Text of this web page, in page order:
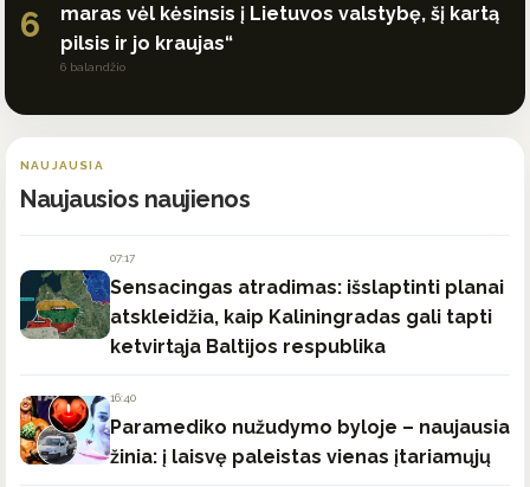
6
maras vėl kėsinsis į Lietuvos valstybę, šį kartą
pilsis ir jo kraujas“
6 balandžio
NAUJAUSIA
Naujausios naujienos
07:17
Sensacingas atradimas: išslaptinti planai
atskleidžia, kaip Kaliningradas gali tapti
ketvirtąja Baltijos respublika
16:40
Paramediko nužudymo byloje – naujausia
žinia: į laisvę paleistas vienas įtariamųjų